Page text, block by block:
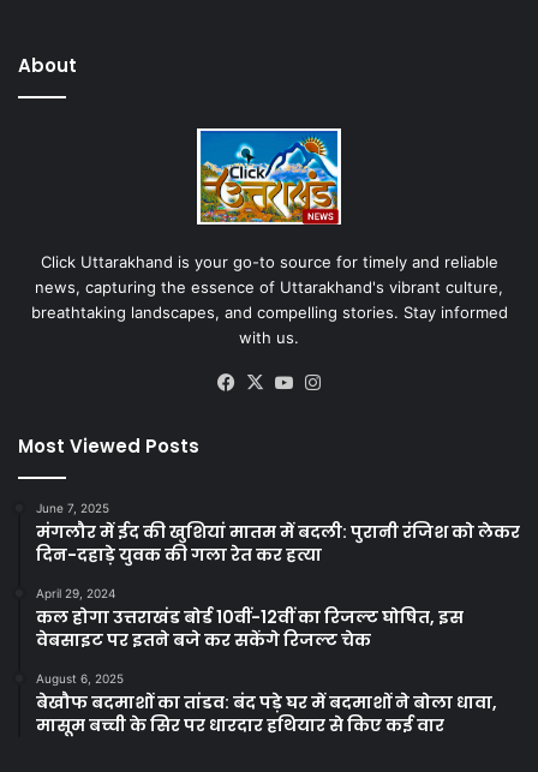
About
Click Uttarakhand is your go-to source for timely and reliable
news, capturing the essence of Uttarakhand's vibrant culture,
breathtaking landscapes, and compelling stories. Stay informed
with us.
Facebook
X YouTube
Most Viewed Posts
June 7, 2025
मंगलौर में ईद की खुशियां मातम में बदली: पुरानी रंजिश को लेकर
दिन-दहाड़े युवक की गला रेत कर हत्या
April 29, 2024
कल होगा उत्तराखंड बोर्ड 10वीं-12वीं का रिजल्ट घोषित, इस
वेबसाइट पर इतने बजे कर सकेंगे रिजल्ट चेक
August 6, 2025
बेखौफ बदमाशों का तांडव: बंद पड़े घर में बदमाशों ने बोला धावा,
मासूम बच्ची के सिर पर धारदार हथियार से किए कई वार